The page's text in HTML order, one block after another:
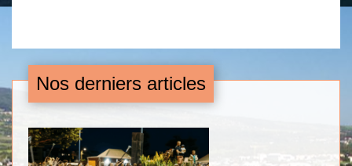
Nos derniers articles